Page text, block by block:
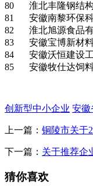
80
淮北丰隆钢结
81
安徽南黎环保
82
淮北旭源食品
83
安徽宝博新材
84
安徽沃恒建设
85
安徽牧仕达饲
创新型中小企业 安徽
上一篇： 铜陵市关于
下一篇： 关于推荐企
猜你喜欢